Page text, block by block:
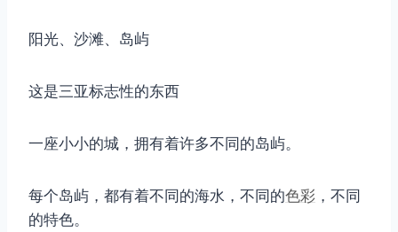
阳光、沙滩、岛屿
这是三亚标志性的东西
一座小小的城，拥有着许多不同的岛屿。
每个岛屿，都有着不同的海水，不同的色彩 ，不同
的特色。